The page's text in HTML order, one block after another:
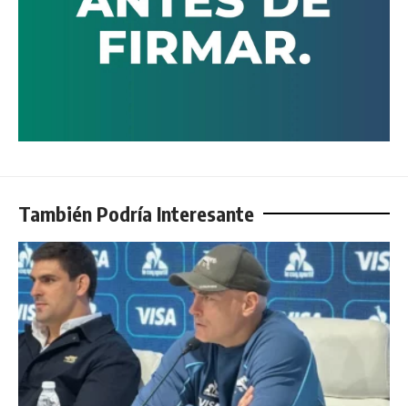
También Podría Interesante